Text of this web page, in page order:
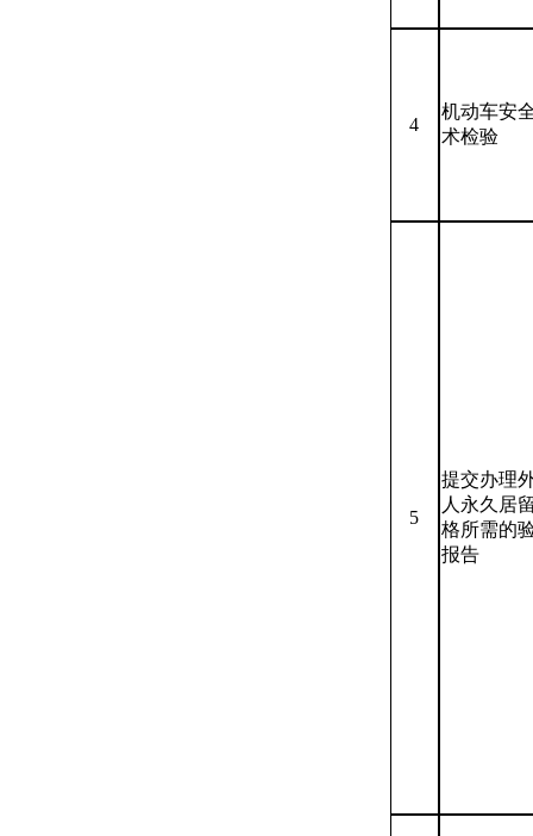
4
机动车安
术检验
5
提交办理
人永久居
格所需的
报告